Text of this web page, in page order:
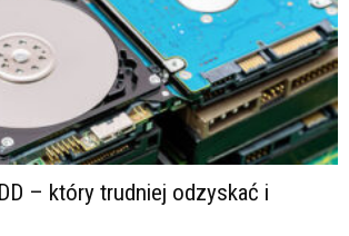
– który trudniej odzyskać i